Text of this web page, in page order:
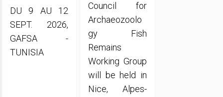
DU 9 AU 12
SEPT. 2026,
GAFSA -
TUNISIA
Council for
Archaeozoolo
gy Fish
Remains
Working Group
will be held in
Nice, Alpes-